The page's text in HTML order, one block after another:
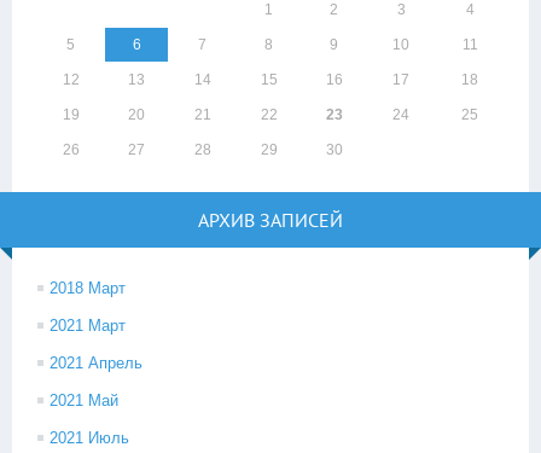
1 2 3 4
5 6 7 8 9 10 11
12 13 14 15 16 17 18
19 20 21 22 23 24 25
26 27 28 29 30
АРХИВ ЗАПИСЕЙ
2018 Март
2021 Март
2021 Апрель
2021 Май
2021 Июль